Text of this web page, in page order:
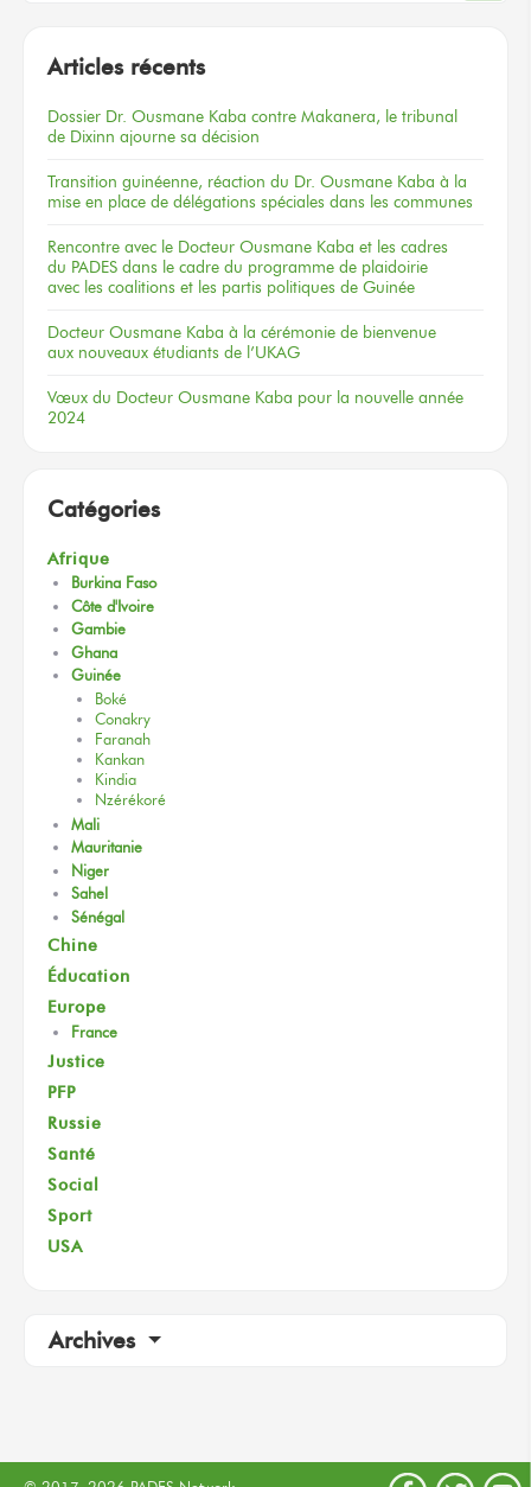
Articles récents
Dossier Dr. Ousmane Kaba contre Makanera, le tribunal
de Dixinn ajourne sa décision
Transition guinéenne, réaction du Dr. Ousmane Kaba à la
mise en place de délégations spéciales dans les communes
Rencontre avec le Docteur Ousmane Kaba et les cadres
du PADES dans le cadre du programme de plaidoirie
avec les coalitions et les partis politiques de Guinée
Docteur Ousmane Kaba à la cérémonie de bienvenue
aux nouveaux étudiants de l’UKAG
Vœux du Docteur Ousmane Kaba pour la nouvelle année
2024
Catégories
Afrique
Burkina Faso
Côte d'Ivoire
Gambie
Ghana
Guinée
Boké
Conakry
Faranah
Kankan
Kindia
Nzérékoré
Mali
Mauritanie
Niger
Sahel
Sénégal
Chine
Éducation
Europe
France
Justice
PFP
Russie
Santé
Social
Sport
USA
Archives